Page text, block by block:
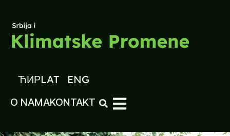
ЋИРLAT ENG
O NAMAKONTAKT